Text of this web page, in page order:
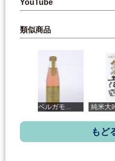
YouTube
類似商品
土佐ベルガモ... 純米大吟醸
もど